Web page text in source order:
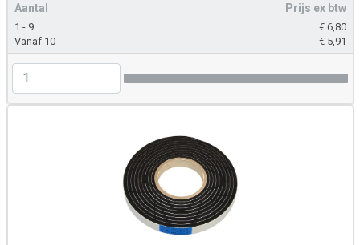
Aantal Prijs ex btw
1 - 9 € 6,80
Vanaf 10
€ 5,91